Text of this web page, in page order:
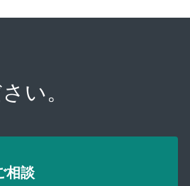
い。
相談